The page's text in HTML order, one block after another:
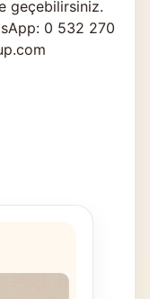
geçebilirsiniz.
0 532 270